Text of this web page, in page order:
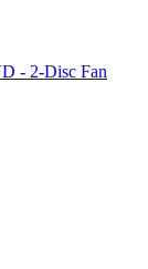
- 2-Disc Fan